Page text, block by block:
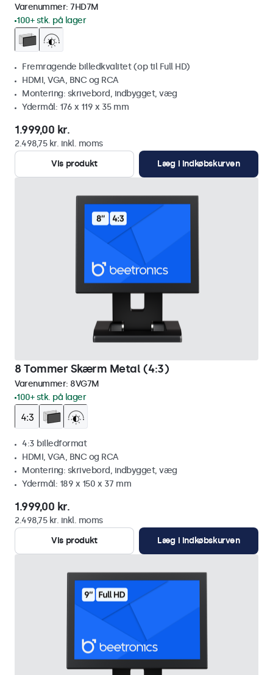
Varenummer: 7HD7M
100+ stk. på lager
Fremragende billedkvalitet (op til Full HD)
HDMI, VGA, BNC og RCA
Montering: skrivebord, indbygget, væg
Ydermål: 176 x 119 x 35 mm
1.999,00 kr.
2.498,75 kr. inkl. moms
Vis produkt
Læg i indkøbskurven
8 Tommer Skærm Metal (4:3)
Varenummer: 8VG7M
100+ stk. på lager
4:3 billedformat
HDMI, VGA, BNC og RCA
Montering: skrivebord, indbygget, væg
Ydermål: 189 x 150 x 37 mm
1.999,00 kr.
2.498,75 kr. inkl. moms
Vis produkt
Læg i indkøbskurven